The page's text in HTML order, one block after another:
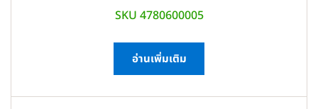
SKU 4780600005
อ่านเพิ่มเติม